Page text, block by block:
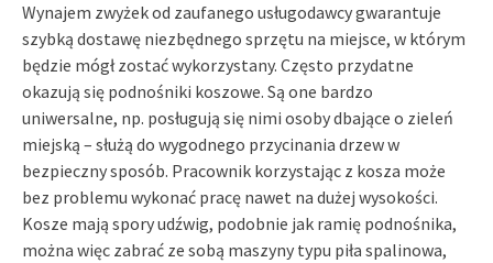
Wynajem zwyżek od zaufanego usługodawcy gwarantuje
szybką dostawę niezbędnego sprzętu na miejsce, w którym
będzie mógł zostać wykorzystany. Często przydatne
okazują się podnośniki koszowe. Są one bardzo
uniwersalne, np. posługują się nimi osoby dbające o zieleń
miejską – służą do wygodnego przycinania drzew w
bezpieczny sposób. Pracownik korzystając z kosza może
bez problemu wykonać pracę nawet na dużej wysokości.
Kosze mają spory udźwig, podobnie jak ramię podnośnika,
można więc zabrać ze sobą maszyny typu piła spalinowa,